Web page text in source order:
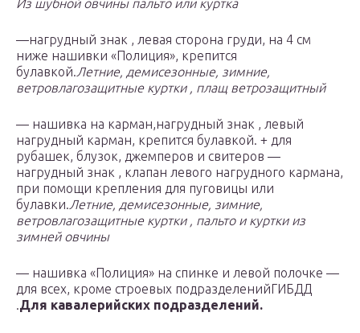
Из шубной овчины пальто или куртка
—нагрудный знак , левая сторона груди, на 4 см
ниже нашивки «Полиция», крепится
булавкой.Летние, демисезонные, зимние,
ветровлагозащитные куртки , плащ ветрозащитный
— нашивка на карман,нагрудный знак , левый
нагрудный карман, крепится булавкой. + для
рубашек, блузок, джемперов и свитеров —
нагрудный знак , клапан левого нагрудного кармана,
при помощи крепления для пуговицы или
булавки.Летние, демисезонные, зимние,
ветровлагозащитные куртки , пальто и куртки из
зимней овчины
— нашивка «Полиция» на спинке и левой полочке —
для всех, кроме строевых подразделенийГИБДД
.Для кавалерийских подразделений.